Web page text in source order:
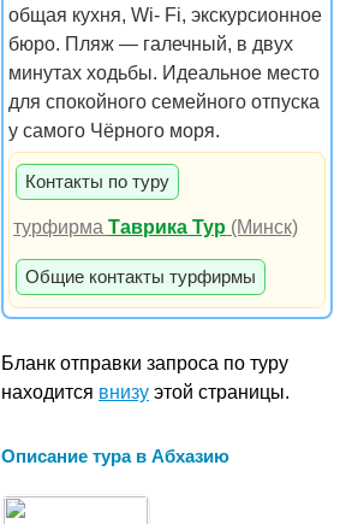
общая кухня, Wi- Fi, экскурсионное
бюро. Пляж — галечный, в двух
минутах ходьбы. Идеальное место
для спокойного семейного отпуска
у самого Чёрного моря.
Контакты по туру
турфирмаТаврика Тур (Минск)
Общие контакты турфирмы
Бланк отправки запроса по туру
находится внизу этой страницы.
Описание тура в Абхазию